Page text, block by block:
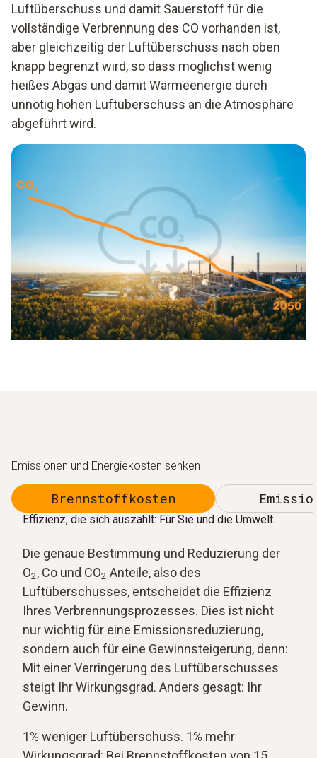
Luftüberschuss und damit Sauerstoff für die
vollständige Verbrennung des CO vorhanden ist,
aber gleichzeitig der Luftüberschuss nach oben
knapp begrenzt wird, so dass möglichst wenig
heißes Abgas und damit Wärmeenergie durch
unnötig hohen Luftüberschuss an die Atmosphäre
abgeführt wird.
Emissionen und Energiekosten senken
Brennstoffkosten
Effizienz, die sich auszahlt: Für Sie und die Umwelt.
Die genaue Bestimmung und Reduzierung der
O2, Co und CO2 Anteile, also des
Luftüberschusses, entscheidet die Effizienz
Ihres Verbrennungsprozesses. Dies ist nicht
nur wichtig für eine Emissionsreduzierung,
sondern auch für eine Gewinnsteigerung, denn:
Mit einer Verringerung des Luftüberschusses
steigt Ihr Wirkungsgrad. Anders gesagt: Ihr
Gewinn.
1% weniger Luftüberschuss. 1% mehr